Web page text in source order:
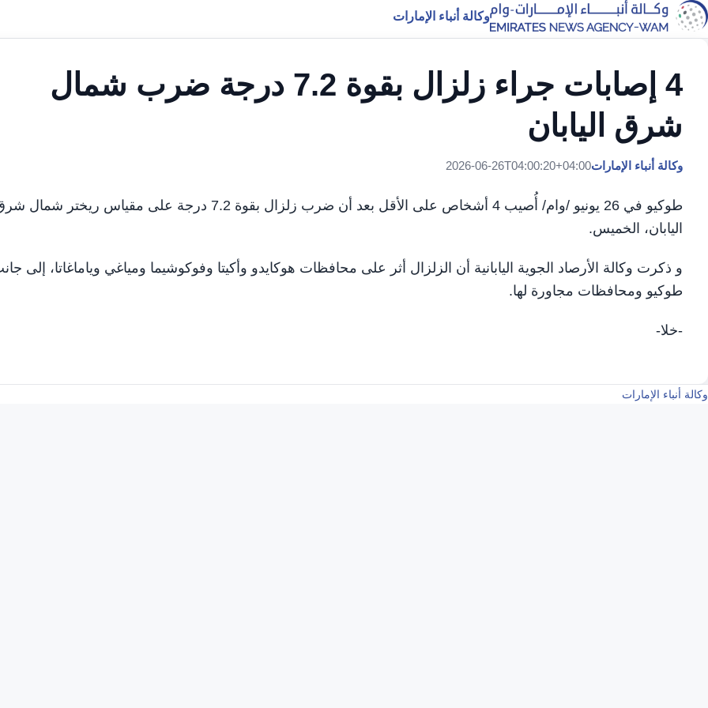
وكالة أنباء الإمارات
4 إصابات جراء زلزال بقوة 7.2 درجة ضرب شمال
شرق اليابان
وكالة أنباء الإمارات2026-06-26T04:00:20+04:00
طوكيو في 26 يونيو /وام/ أُصيب 4 أشخاص على الأقل بعد أن ضرب زلزال بقوة 7.2 درجة على مقياس ريختر شمال
اليابان، الخميس.
و ذكرت وكالة الأرصاد الجوية اليابانية أن الزلزال أثر على محافظات هوكايدو وأكيتا وفوكوشيما ومياغي وياماغاتا، إلى
طوكيو ومحافظات مجاورة لها.
-خلا-
وكالة أنباء الإمارات